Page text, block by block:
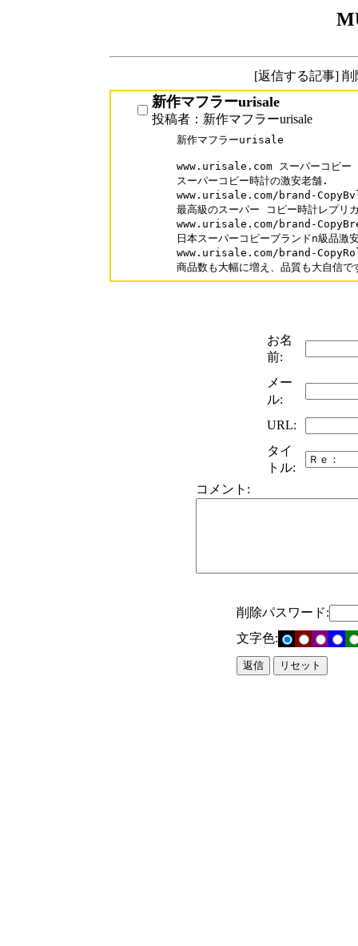
[返信する記事]
新作マフラーurisale
投稿者：新作マフラーurisale
新作マフラーurisale
www.urisale.com スーパーコピー
スーパーコピー時計の激安老舗.
www.urisale.com/brand-
最高級のスーパー コピー時計レプリ
www.urisale.com/brand-
日本スーパーコピーブランドn級品激
www.urisale.com/brand-
商品数も大幅に増え、品質も大自信で
お名
前:
メー
ル:
URL:
タイ
トル:
コメント:
削除パスワード:
文字色: